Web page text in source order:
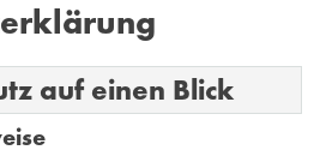
auf einen Blick